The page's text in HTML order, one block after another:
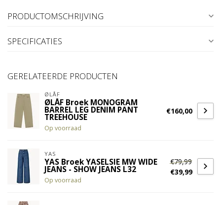
PRODUCTOMSCHRIJVING
SPECIFICATIES
GERELATEERDE PRODUCTEN
ØLÅF
ØLÅF Broek MONOGRAM
BARREL LEG DENIM PANT
TREEHOUSE
Op voorraad
€160,00
YAS
YAS Broek YASELSIE MW WIDE
JEANS - SHOW JEANS L32
Op voorraad
€79,99
€39,99